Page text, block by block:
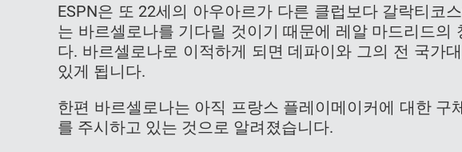
ESPN은 또 22세의 아우아르가 다른 클럽보다 갈락티코
는 바르셀로나를 기다릴 것이기 때문에 레알 마드리드의
다. 바르셀로나로 이적하게 되면 데파이와 그의 전 국가
있게 됩니다.
한편 바르셀로나는 아직 프랑스 플레이메이커에 대한 구
를 주시하고 있는 것으로 알려졌습니다.